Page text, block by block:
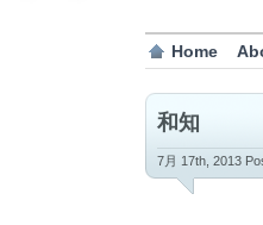
Home
和知
7月 17th, 2013